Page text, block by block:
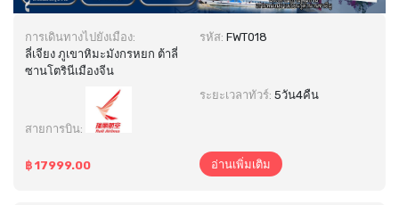
การเดินทางไปยังเมือง:
ลี่เจียง ภูเขาหิมะมังกรหยก ต้าลี่
ซานโตรินีเมืองจีน
รหัส: FWT018
สายการบิน:
ระยะเวลาทัวร์: 5วัน4คืน
฿ 17999.00 อ่านเพิ่มเติม